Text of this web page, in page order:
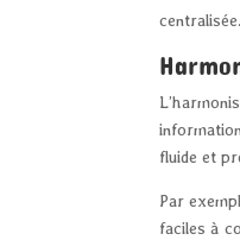
fluide et
Par
faciles à